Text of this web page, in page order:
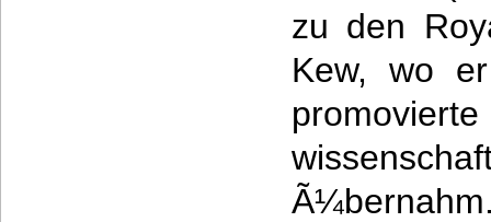
zu den
Kew, wo